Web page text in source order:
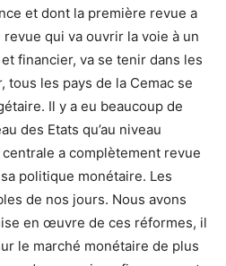
et dont la première revue a
qui va ouvrir la voie à un
financier, va se tenir dans les
tous les pays de la Cemac se
Il y a eu beaucoup de
des Etats qu’au niveau
a complètement revue
politique monétaire. Les
de nos jours. Nous avons
en œuvre de ces réformes, il
le marché monétaire de plus